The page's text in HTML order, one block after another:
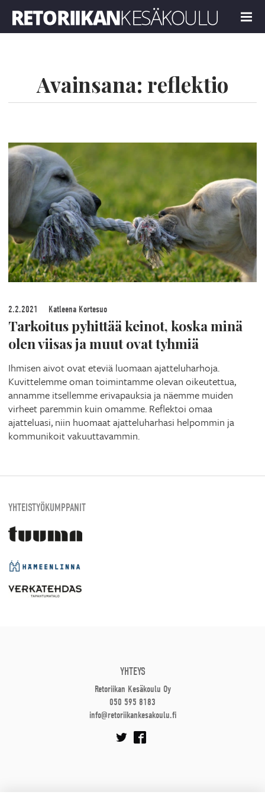
MENU
Avainsana: reflektio
2.2.2021 Katleena Kortesuo
Tarkoitus pyhittää keinot, koska minä
olen viisas ja muut ovat tyhmiä
Ihmisen aivot ovat eteviä luomaan ajatteluharhoja.
Kuvittelemme oman toimintamme olevan oikeutettua,
annamme itsellemme erivapauksia ja näemme muiden
virheet paremmin kuin omamme. Reflektoi omaa
ajatteluasi, niin huomaat ajatteluharhasi helpommin ja
kommunikoit vakuuttavammin.
YHTEISTYÖKUMPPANIT
YHTEYS
Retoriikan Kesäkoulu Oy
050 595 8183
info@retoriikankesakoulu.fi